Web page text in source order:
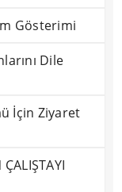
Gösterimi
Dile
İçin Ziyaret